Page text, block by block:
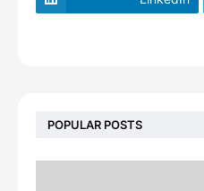
POPULAR POSTS